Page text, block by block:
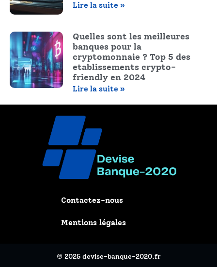
Lire la suite »
Quelles sont les meilleures
banques pour la
cryptomonnaie ? Top 5 des
etablissements crypto-
friendly en 2024
Lire la suite »
Contactez-nous
Mentions légales
© 2025 devise-banque-2020.fr